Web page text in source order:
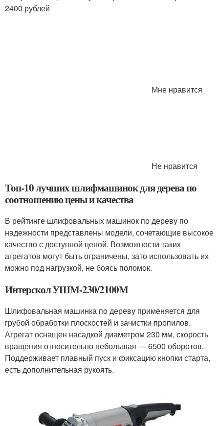
2400 рублей
Мне нравится
Не нравится
Топ-10 лучших шлифмашинок для дерева по
соотношению цены и качества
В рейтинге шлифовальных машинок по дереву по
надежности представлены модели, сочетающие высокое
качество с доступной ценой. Возможности таких
агрегатов могут быть ограничены, зато использовать их
можно под нагрузкой, не боясь поломок.
Интерскол УШМ-230/2100М
Шлифовальная машинка по дереву применяется для
грубой обработки плоскостей и зачистки пропилов.
Агрегат оснащен насадкой диаметром 230 мм, скорость
вращения относительно небольшая — 6500 оборотов.
Поддерживает плавный пуск и фиксацию кнопки старта,
есть дополнительная рукоять.